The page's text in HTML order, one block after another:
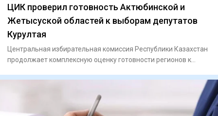
ЦИК проверил готовность Актюбинской и
Жетысуской областей к выборам депутатов
Курултая
Центральная избирательная комиссия Республики Казахстан
продолжает комплексную оценку готовности регионов к